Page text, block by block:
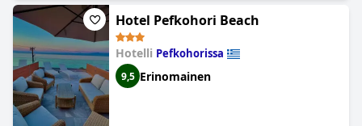
Hotel Pefkohori Beach
Hotelli Pefkohorissa
9,5 Erinomainen